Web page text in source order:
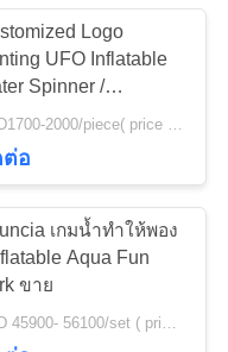
ณ์พอง
24
11
Logo
UFO Inflatable
Spinner /
Water Saturns
อ
เกมน้ำทำให้พอง
Aqua Fun
ขาย
USD 45900- 56100/set ( price just for reference, detailed prices need to be confirmed) MOQ:1 pc